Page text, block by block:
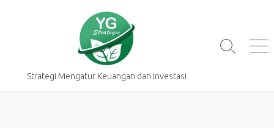
Strategi Mengatur Keuangan dan Investasi
Search